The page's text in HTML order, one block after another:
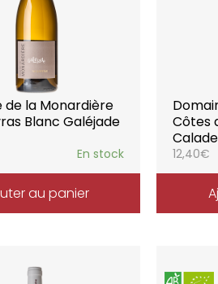
de la Monardière
Blanc Galéjade
En stock
au panier
Côtes
12,40€